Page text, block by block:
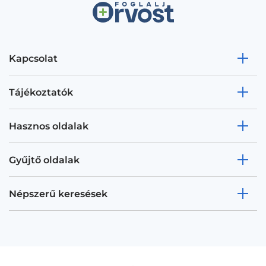
Kapcsolat
Tájékoztatók
Hasznos oldalak
Gyűjtő oldalak
Népszerű keresések